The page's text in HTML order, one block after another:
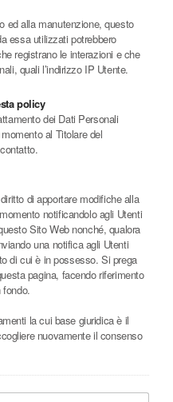
ed alla manutenzione, questo
essa utilizzati potrebbero
registrano le interazioni e che
quali l’indirizzo IP Utente.
policy
dei Dati Personali
al Titolare del
di apportare modifiche alla
notificandolo agli Utenti
Sito Web nonché, qualora
una notifica agli Utenti
di cui è in possesso. Si prega
pagina, facendo riferimento
la cui base giuridica è il
nuovamente il consenso